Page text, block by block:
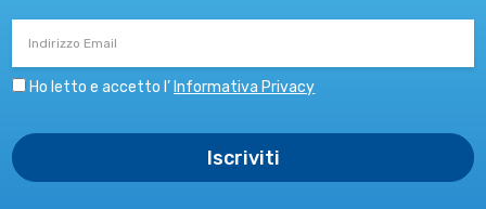
Ho letto e accetto l’ Informativa Privacy